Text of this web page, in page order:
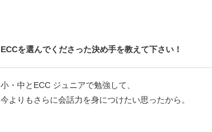
ECCを選んでくださった決め手を教えて下さい！
小・中とECC ジュニアで勉強して、
今よりもさらに会話力を身につけたい思ったから。